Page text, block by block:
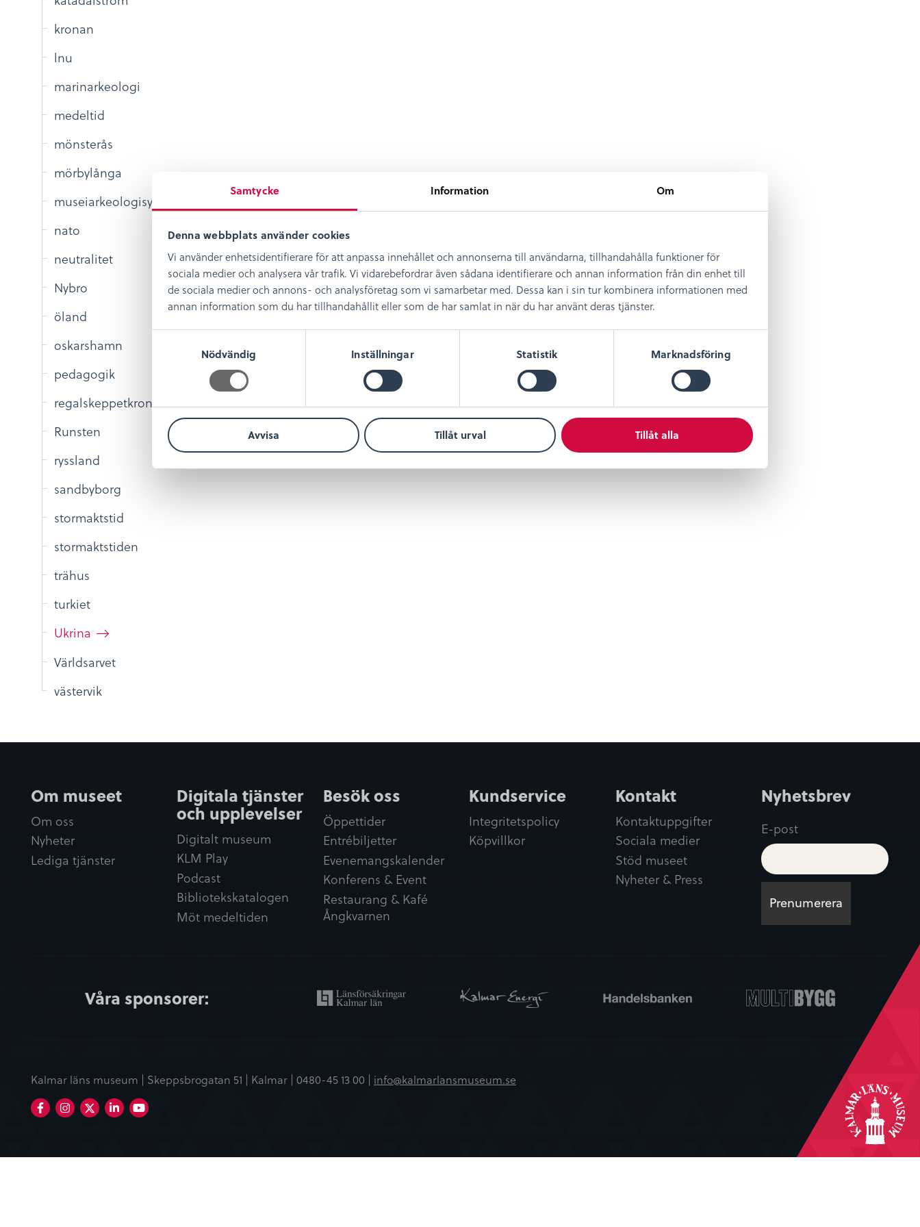
Samtycke Information Om
Denna webbplats använder cookies
Vi använder enhetsidentifierare för att anpassa innehållet och annonserna till användarna, tillhandahålla funktioner för
sociala medier och analysera vår trafik. Vi vidarebefordrar även sådana identifierare och annan information från din enhet till
de sociala medier och annons- och analysföretag som vi samarbetar med. Dessa kan i sin tur kombinera informationen med
annan information som du har tillhandahållit eller som de har samlat in när du har använt deras tjänster.
y
s
Nödvändig Inställningar Statistik Marknadsföring
Avvisa Tillåt urval Tillåt alla
kronan
lnu
marinarkeologi
medeltid
mönsterås
mörbylånga
museiarkeologisydost
nato
neutralitet
Nybro
öland
oskarshamn
pedagogik
regalskeppetkronan
Runsten
ryssland
sandbyborg
stormaktstid
stormaktstiden
trähus
turkiet
Ukrina
Världsarvet
västervik
Om museet
Om oss
Nyheter
Lediga tjänster
Digitala tjänster
och upplevelser
Digitalt museum
KLM Play
Podcast
Bibliotekskatalogen
Möt medeltiden
Besök oss
Öppettider
Entrébiljetter
Evenemangskalender
Konferens & Event
Restaurang & Kafé
Ångkvarnen
Kundservice
Integritetspolicy
Köpvillkor
Kontakt
Kontaktuppgifter
Sociala medier
Stöd museet
Nyheter & Press
Nyhetsbrev
E-post
Våra sponsorer:
Kalmar läns museum | Skeppsbrogatan 51 | Kalmar | 0480-45 13 00 | info@kalmarlansmuseum.se
FacebookInstagramLinkedIn